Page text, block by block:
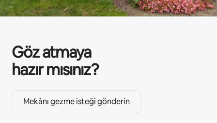
Göz atmaya
hazır mısınız?
Mekânı gezme isteği gönderin